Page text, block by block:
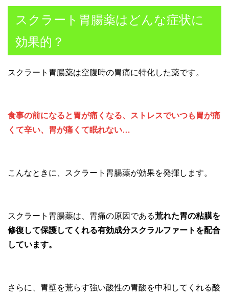
スクラート胃腸薬はどんな症状に
効果的？
スクラート胃腸薬は空腹時の胃痛に特化した薬です。
食事の前になると胃が痛くなる、ストレスでいつも胃が痛
くて辛い、胃が痛くて眠れない…
こんなときに、スクラート胃腸薬が効果を発揮します。
スクラート胃腸薬は、胃痛の原因である荒れた胃の粘膜を
修復して保護してくれる有効成分スクラルファートを配合
しています。
さらに、胃壁を荒らす強い酸性の胃酸を中和してくれる酸